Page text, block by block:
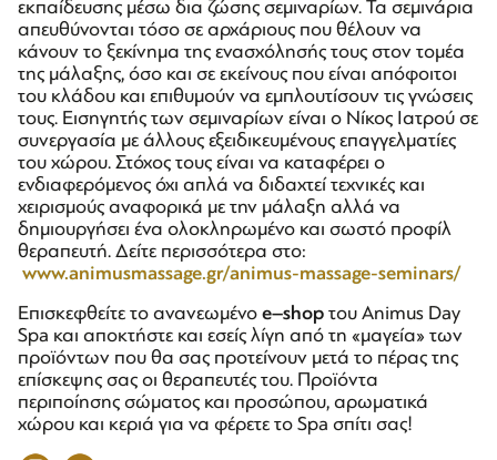
εκπαίδευσης μέσω δια ζώσης σεμιναρίων. Τα σεμινάρια
απευθύνονται τόσο σε αρχάριους που θέλουν να
κάνουν το ξεκίνημα της ενασχόλησής τους στον τομέα
της μάλαξης, όσο και σε εκείνους που είναι απόφοιτοι
του κλάδου και επιθυμούν να εμπλουτίσουν τις γνώσεις
τους. Εισηγητής των σεμιναρίων είναι ο Νίκος Ιατρού σε
συνεργασία με άλλους εξειδικευμένους επαγγελματίες
του χώρου. Στόχος τους είναι να καταφέρει ο
ενδιαφερόμενος όχι απλά να διδαχτεί τεχνικές και
χειρισμούς αναφορικά με την μάλαξη αλλά να
δημιουργήσει ένα ολοκληρωμένο και σωστό προφίλ
θεραπευτή. Δείτε περισσότερα στο:
www.animusmassage.gr/animus-massage-seminars/
Επισκεφθείτε το ανανεωμένο e–shop του Animus Day
Spa και αποκτήστε και εσείς λίγη από τη «μαγεία» των
προϊόντων που θα σας προτείνουν μετά το πέρας της
επίσκεψης σας οι θεραπευτές του. Προϊόντα
περιποίησης σώματος και προσώπου, αρωματικά
χώρου και κεριά για να φέρετε το Spa σπίτι σας!